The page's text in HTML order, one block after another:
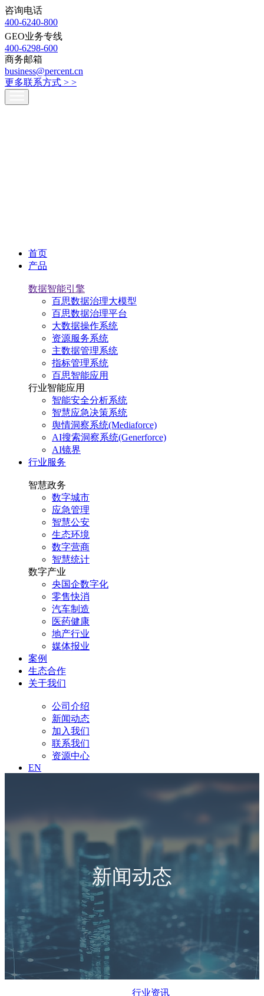
咨询电话
400-6240-800
GEO业务专线
400-6298-600
商务邮箱
business@percent.cn
更多联系方式 > >
首页
产品
数据智能引擎
百思数据治理大模型
百思数据治理平台
大数据操作系统
资源服务系统
主数据管理系统
指标管理系统
百思智能应用
行业智能应用
智能安全分析系统
智慧应急决策系统
舆情洞察系统(Mediaforce)
AI搜索洞察系统(Generforce)
AI镜界
行业服务
智慧政务
数字城市
应急管理
智慧公安
生态环境
数字营商
智慧统计
数字产业
央国企数字化
零售快消
汽车制造
医药健康
地产行业
媒体报业
案例
生态合作
关于我们
公司介绍
新闻动态
加入我们
联系我们
资源中心
EN
新闻动态
行业资讯